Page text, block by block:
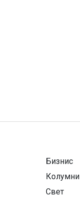
Бизнис
Колумни
Свет